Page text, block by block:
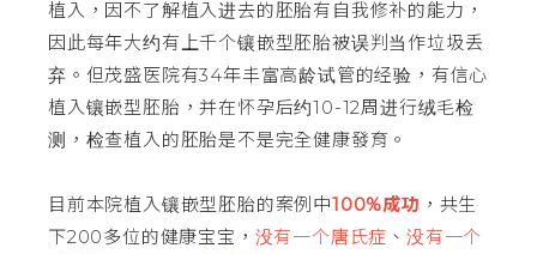
植入，因不了解植入进去的胚胎有自我修补的能力，
因此每年大约有上千个镶嵌型胚胎被误判当作垃圾丢
弃。但茂盛医院有34年丰富高龄试管的经验，有信心
植入镶嵌型胚胎，并在怀孕后约10-12周进行绒毛检
测，检查植入的胚胎是不是完全健康發育。
目前本院植入镶嵌型胚胎的案例中100%成功 ，共生
下200多位的健康宝宝， 没有一个唐氏症 、没有一个